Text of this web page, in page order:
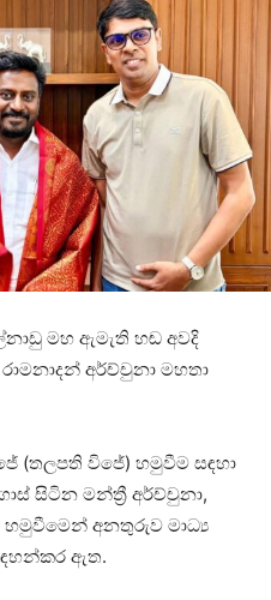
මහ ඇමැති හඬ අවදි
අර්ච්චුනා මහතා
(තලපති විජේ) හමුවීම සඳහා
සිටින මන්ත්‍රී අර්ච්චුනා,
හමුවීමෙන් අනතුරුව මාධ්‍ය
ඇත.